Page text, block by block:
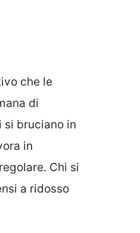
che le
di
si bruciano in
in
Chi si
a ridosso